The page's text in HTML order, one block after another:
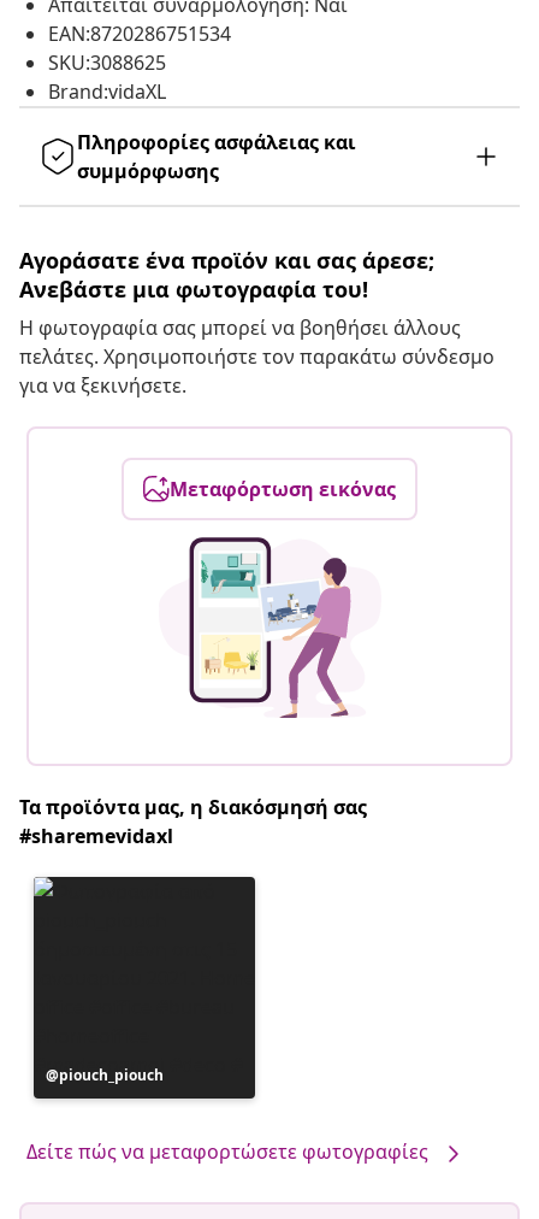
EAN:8720286751534
SKU:3088625
Brand:vidaXL
Πληροφορίες ασφάλειας και
συμμόρφωσης
Αγοράσατε ένα προϊόν και σας άρεσε;
Ανεβάστε μια φωτογραφία του!
Η φωτογραφία σας μπορεί να βοηθήσει άλλους
πελάτες. Χρησιμοποιήστε τον παρακάτω σύνδεσμο
για να ξεκινήσετε.
Μεταφόρτωση εικόνας
Τα προϊόντα μας, η διακόσμησή σας
#sharemevidaxl
Η
ανάρτηση
piouch_piouch
Δείτε πώς να μεταφορτώσετε φωτογραφίες